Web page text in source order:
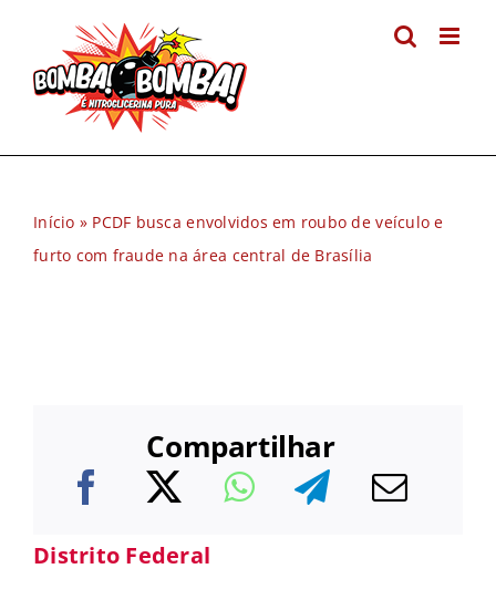
conteúdo
Início » PCDF busca envolvidos em roubo de veículo e
furto com fraude na área central de Brasília
Compartilhar
Distrito Federal